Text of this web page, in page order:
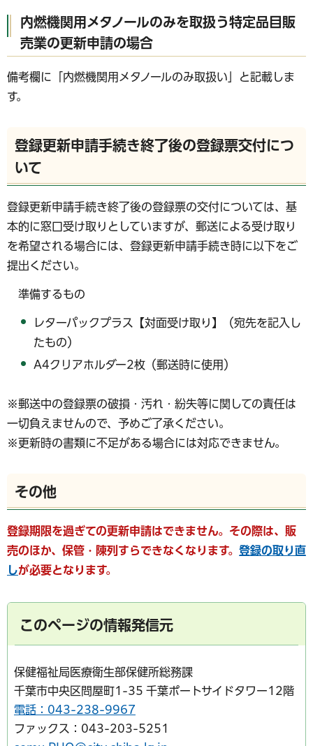
内燃機関用メタノールのみを取扱う特定品目販
売業の更新申請の場合
備考欄に「内燃機関用メタノールのみ取扱い」と記載しま
す。
登録更新申請手続き終了後の登録票交付につ
いて
登録更新申請手続き終了後の登録票の交付については、基
本的に窓口受け取りとしていますが、郵送による受け取り
を希望される場合には、登録更新申請手続き時に以下をご
提出ください。
準備するもの
レターパックプラス【対面受け取り】（宛先を記入し
たもの）
A4クリアホルダー2枚（郵送時に使用）
※郵送中の登録票の破損・汚れ・紛失等に関しての責任は
一切負えませんので、予めご了承ください。
※更新時の書類に不足がある場合には対応できません。
その他
登録期限を過ぎての更新申請はできません。その際は、販
売のほか、保管・陳列すらできなくなります。 登録の取り直
しが必要となります。
このページの情報発信元
保健福祉局医療衛生部保健所総務課
千葉市中央区問屋町1-35 千葉ポートサイドタワー12階
電話：043-238-9967
ファックス：043-203-5251